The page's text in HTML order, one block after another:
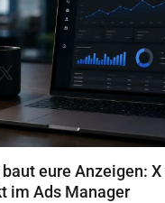
baut eure Anzeigen:
im Ads Manager